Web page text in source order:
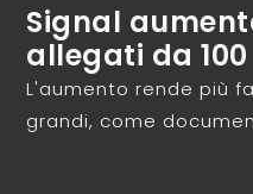
Signal
allegati da 100
L'aumento rende più
grandi, come